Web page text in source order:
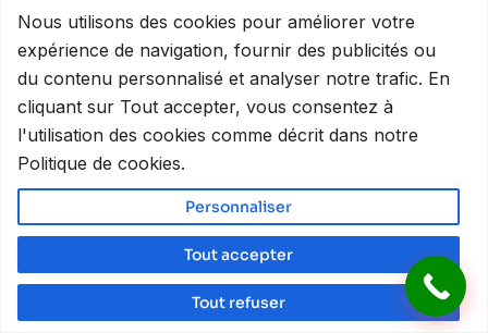
réparation quand les critères techniques le
permettent. Ce n’est pas seulement moins cher
pour vous : c’est aussi le bon choix pour votre
véhicule et l’environnement.
Arbre de décision : que faire
dans votre cas ?
Nous utilisons des cookies pour améliorer votre
expérience de navigation, fournir des publicités ou
du contenu personnalisé et analyser notre trafic. En
cliquant sur Tout accepter, vous consentez à
l'utilisation des cookies comme décrit dans notre
Politique de cookies.
Personnaliser
Tout refuser
Tout accepter